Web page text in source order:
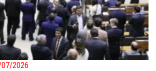
07/2026